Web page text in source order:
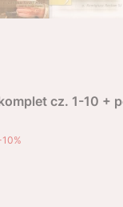
cz. 1-10 +